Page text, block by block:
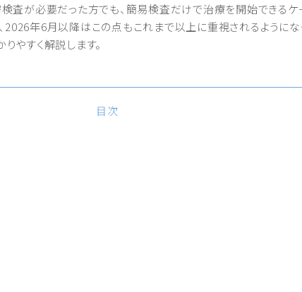
査が必要だった方でも、簡易検査だけで治療を開始できるケ
年6月以降はこの点もこれまで以上に重視されるように
やすく解説します。
目次